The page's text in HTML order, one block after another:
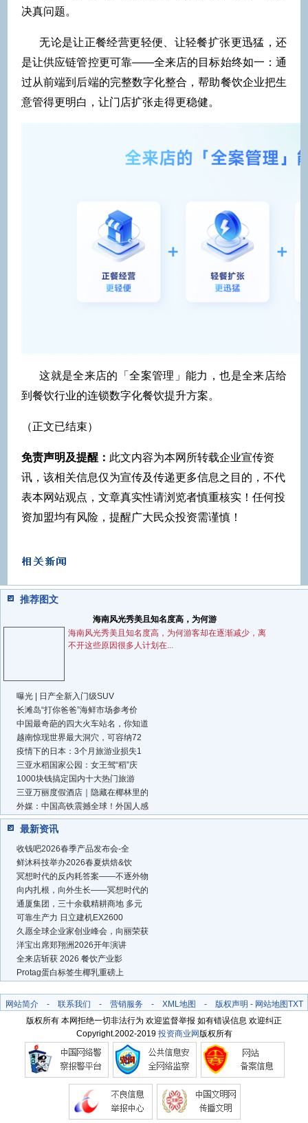
决真问题。
无论是让正餐经营更轻便、让轻餐扩张更迅猛，还
是让供应链管控更可靠——全来店的目标始终如一：通
过从前端到后端的完整数字化整合，帮助餐饮企业把生
意管得更明白，让门店扩张走得更稳健。
这就是全来店的「全案管理」能力，也是全来店给
到餐饮行业的连锁数字化餐饮提升方案。
（正文已结束）
免责声明及提醒： 此文内容为本网所转载企业宣传资
讯，该相关信息仅为宣传及传递更多信息之目的，不代
表本网站观点，文章真实性请浏览者慎重核实！任何投
资加盟均有风险，提醒广大民众投资需谨慎！
推荐图文
海南风光秀美且知名度高，为何游
海南风光秀美且知名度高，为何游客却在逐渐减少，离
不开这些原因很多人计划在...
曝光 | 日产全新入门级SUV
长滩岛“打你爸爸”海鲜市场参考价
中国最奇葩的四大火车站名，你知道
越南惊现世界最大洞穴，可容纳72
疫情下的日本：3个月旅游业损失1
三亚水稻国家公园：女王驾“稻”庆
1000块钱搞定国内十大热门旅游
三亚万丽度假酒店｜隐藏在椰林里的
外媒：中国高铁震撼全球！外国人感
最新资讯
收钱吧2026春季产品发布会-全
鲜沐科技举办2026春夏烘焙&饮
冥想时代的反内耗答案——不逐外物
向内扎根，向外生长——冥想时代的
通厦集团，三十余载精耕商地 多元
可靠生产力 日立建机EX2600
久愿全球企业家创业峰会，向丽荣获
洋宝出席郑翔洲2026开年演讲
全来店斩获 2026 餐饮产业影
Protag蛋白标签生椰乳重磅上
网站简介- 联系我们 - 营销服务 - XML地图 - 版权声明 - 网站地图TXT
版权所有 本网拒绝一切非法行为 欢迎监督举报 如有错误信息 欢迎纠正
Copyright.2002-2019 投资商业网版权所有